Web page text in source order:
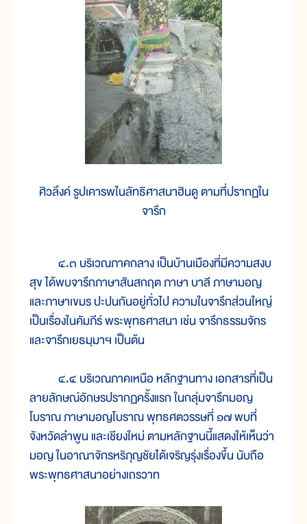
ศิวลึงค์ รูปเคารพในลัทธิศาสนาฮินดู ตามที่ปรากฏใน
จารึก
๔.๓ บริเวณภาคกลาง เป็นบ้านเมืองที่มีความสงบ
สุข ได้พบจารึกภาษาสันสกฤต ภาษา บาลี ภาษามอญ
และภาษาเขมร ปะปนกันอยู่ทั่วไป ความในจารึกส่วนใหญ่
เป็นเรื่องในคัมภีร์ พระพุทธศาสนา เช่น จารึกธรรมจักร
และจารึกเยธมฺมาฯ เป็นต้น
๔.๔ บริเวณภาคเหนือ หลักฐานทาง เอกสารที่เป็น
ลายลักษณ์อักษรปรากฏครั้งแรก ในกลุ่มจารึกมอญ
โบราณ ภาษามอญโบราณ พุทธศตวรรษที่ ๑๗ พบที่
จังหวัดลำพูน และเชียงใหม่ ตามหลักฐานนี้แสดงให้เห็นว่า
มอญ ในอาณาจักรหริภุญชัยได้เจริญรุ่งเรื่องขึ้น นับถือ
พระพุทธศาสนาอย่างเถรวาท